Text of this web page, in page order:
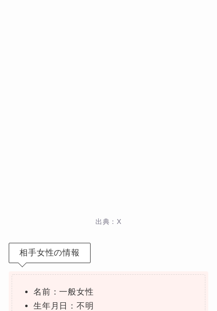
出典：X
相手女性の情報
名前：一般女性
生年月日：不明